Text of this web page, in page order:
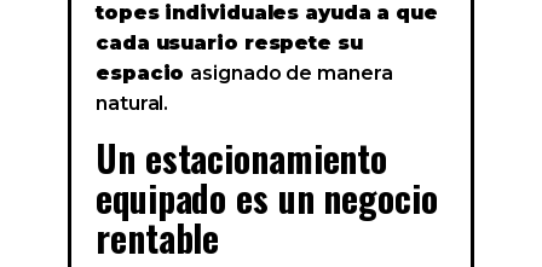
topes individuales ayuda a que
cada usuario respete su
espacio asignado de manera
natural.
Un estacionamiento
equipado es un negocio
rentable